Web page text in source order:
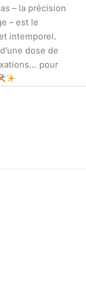
– la précision
– est le
intemporel.
dose de
pour